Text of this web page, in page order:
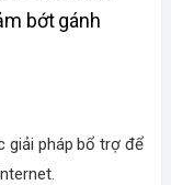
bớt gánh